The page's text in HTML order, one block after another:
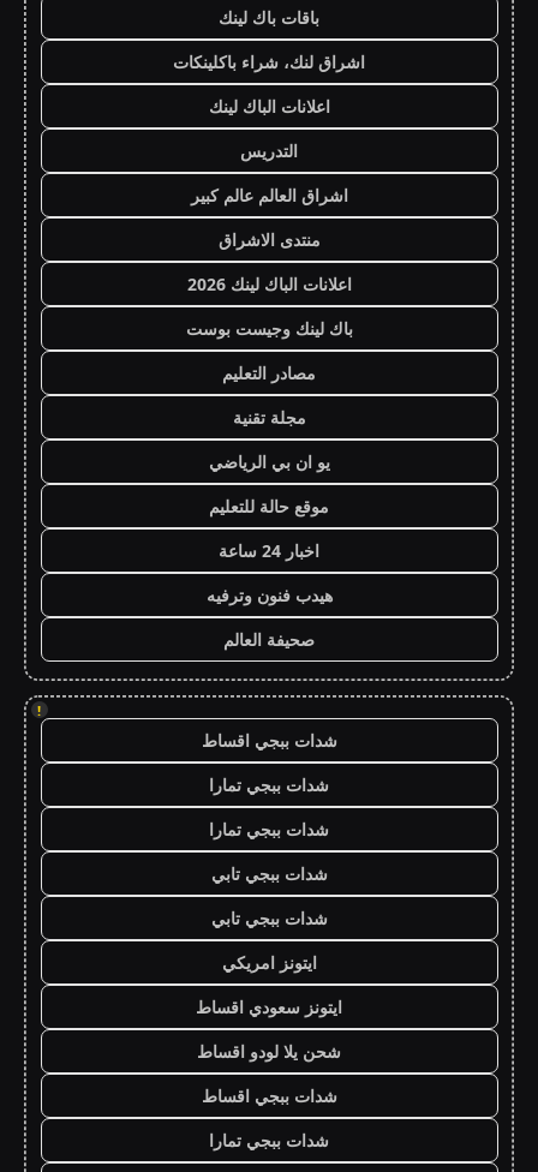
باقات باك لينك
اشراق لنك، شراء باكلينكات
اعلانات الباك لينك
التدريس
اشراق العالم عالم كبير
منتدى الاشراق
اعلانات الباك لينك 2026
باك لينك وجيست بوست
مصادر التعليم
مجلة تقنية
يو ان بي الرياضي
موقع حالة للتعليم
اخبار 24 ساعة
هيدب فنون وترفيه
صحيفة العالم
!
شدات ببجي اقساط
شدات ببجي تمارا
شدات ببجي تمارا
شدات ببجي تابي
شدات ببجي تابي
ايتونز امريكي
ايتونز سعودي اقساط
شحن يلا لودو اقساط
شدات ببجي اقساط
شدات ببجي تمارا